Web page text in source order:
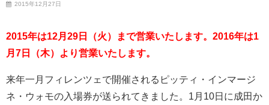
2015年12月27日
2015年は12月29日（火）まで営業いたします。2016年は1
月7日（木）より営業いたします。
来年一月フィレンツェで開催されるピッティ・インマージ
ネ・ウォモの入場券が送られてきました 。1月10日に成田か